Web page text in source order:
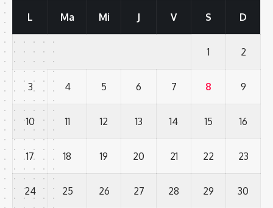
L Ma Mi J V S D
1 2
3 4 5 6 7 8 9
10 11 12 13 14 15 16
17 18 19 20 21 22 23
24 25 26 27 28 29 30